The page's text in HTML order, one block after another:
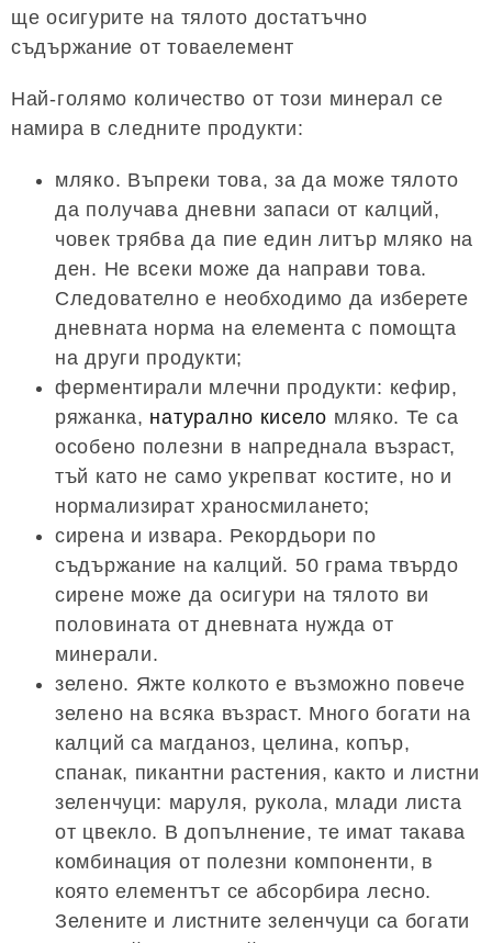
ще осигурите на тялото достатъчно
съдържание от товаелемент
Най-голямо количество от този минерал се
намира в следните продукти:
мляко. Въпреки това, за да може тялото
да получава дневни запаси от калций,
човек трябва да пие един литър мляко на
ден. Не всеки може да направи това.
Следователно е необходимо да изберете
дневната норма на елемента с помощта
на други продукти;
ферментирали млечни продукти: кефир,
ряжанка, натурално кисело мляко. Те са
особено полезни в напреднала възраст,
тъй като не само укрепват костите, но и
нормализират храносмилането;
сирена и извара. Рекордьори по
съдържание на калций. 50 грама твърдо
сирене може да осигури на тялото ви
половината от дневната нужда от
минерали.
зелено. Яжте колкото е възможно повече
зелено на всяка възраст. Много богати на
калций са магданоз, целина, копър,
спанак, пикантни растения, както и листни
зеленчуци: маруля, рукола, млади листа
от цвекло. В допълнение, те имат такава
комбинация от полезни компоненти, в
която елементът се абсорбира лесно.
Зелените и листните зеленчуци са богати